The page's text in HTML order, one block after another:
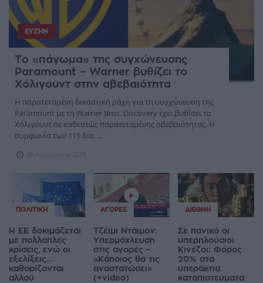
ΕΥΖΗΝ
Το «πάγωμα» της συγχώνευσης
Paramount – Warner βυθίζει το
Χόλιγουντ στην αβεβαιότητα
Η παρατεταμένη δικαστική μάχη για τη συγχώνευση της
Paramount με τη Warner Bros. Discovery έχει βυθίσει το
Χόλιγουντ σε καθεστώς παρατεταμένης αβεβαιότητας. Η
συμφωνία των 111 δισ. ...
06 Αυγούστου 2026
ΠΟΛΙΤΙΚΉ
Η ΕΕ δοκιμάζεται
με πολλαπλές
κρίσεις, ενώ οι
εξελίξεις...
καθορίζονται
αλλού
ΑΓΟΡΈΣ
Τζέιμι Ντάιμον:
Υπερμόχλευση
στις αγορές –
«Κάποιος θα τις
αναστατώσει»
(+video)
ΔΙΕΘΝΉ
Σε πανικό οι
υπερπλούσιοι
Κινέζοι: Φόρος
20% στα
υπεράκτια
καταπιστεύματα